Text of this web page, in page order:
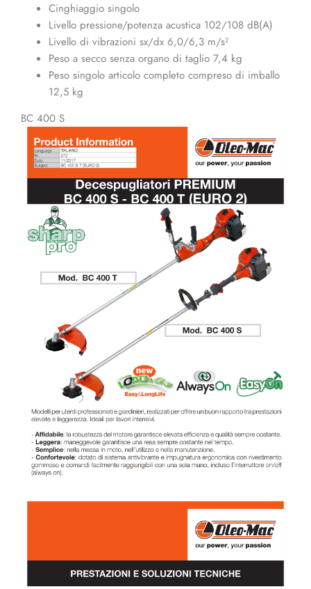
Cinghiaggio singolo
Livello pressione/potenza acustica 102/108 dB(A)
Livello di vibrazioni sx/dx 6,0/6,3 m/s²
Peso a secco senza organo di taglio 7,4 kg
Peso singolo articolo completo compreso di imballo
12,5 kg
BC 400 S